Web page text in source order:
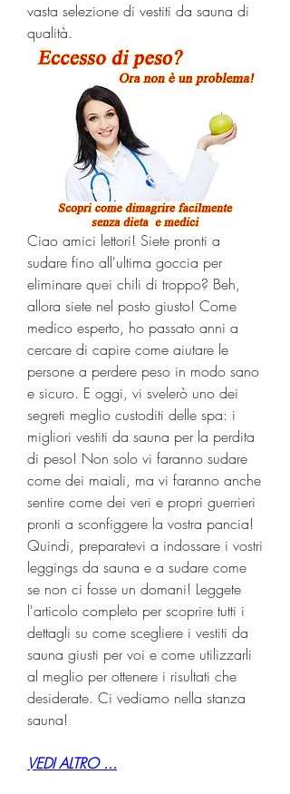
vasta selezione di vestiti da sauna di
qualità.
Ciao amici lettori! Siete pronti a
sudare fino all'ultima goccia per
eliminare quei chili di troppo? Beh,
allora siete nel posto giusto! Come
medico esperto, ho passato anni a
cercare di capire come aiutare le
persone a perdere peso in modo sano
e sicuro. E oggi, vi svelerò uno dei
segreti meglio custoditi delle spa: i
migliori vestiti da sauna per la perdita
di peso! Non solo vi faranno sudare
come dei maiali, ma vi faranno anche
sentire come dei veri e propri guerrieri
pronti a sconfiggere la vostra pancia!
Quindi, preparatevi a indossare i vostri
leggings da sauna e a sudare come
se non ci fosse un domani! Leggete
l'articolo completo per scoprire tutti i
dettagli su come scegliere i vestiti da
sauna giusti per voi e come utilizzarli
al meglio per ottenere i risultati che
desiderate. Ci vediamo nella stanza
sauna!
VEDI ALTRO ...